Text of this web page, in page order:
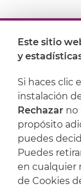
Dónde
Artijoc
Soporte
Este sitio
y
Si haces clic
instalación
Rechazar no
propósito
puedes
Puedes
en cualquier
de Cookies